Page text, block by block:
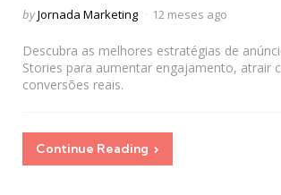
Posted
byJornada Marketing 12 meses ago
Descubra as melhores estratégias de
Stories para aumentar engajamento, atrair
conversões reais.
Continue Reading